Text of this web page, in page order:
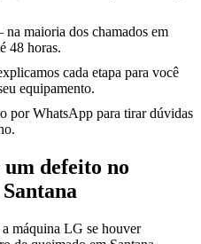
maioria dos chamados em
48 horas.
cada etapa para você
equipamento.
por WhatsApp para tirar dúvidas
defeito no
máquina LG se houver